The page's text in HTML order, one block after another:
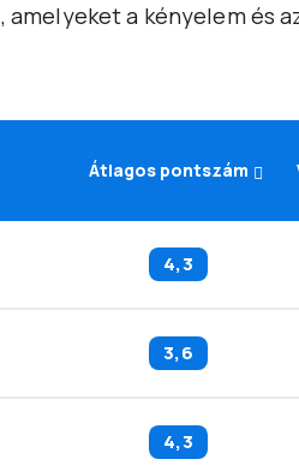
a kényelem és
Átlagos pontszám
4,3
3,6
4,3